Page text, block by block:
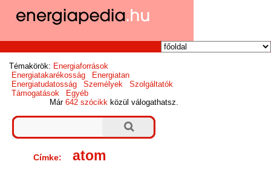
Témakörök: Energiaforrások
Energiatakarékosság
Energiatan
Energiatudatosság
Személyek
Szolgáltatók
Támogatások
Egyéb
Már642 szócikk közül válogathatsz.
Címke: atom